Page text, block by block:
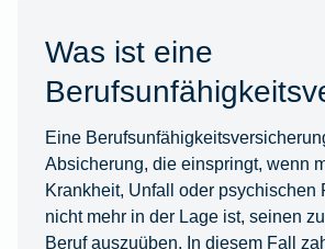
Was ist eine
Eine
Absicherung, die einspringt, wenn
Krankheit, Unfall oder psychischen
nicht mehr in der Lage ist, seinen
Beruf auszuüben. In diesem Fall